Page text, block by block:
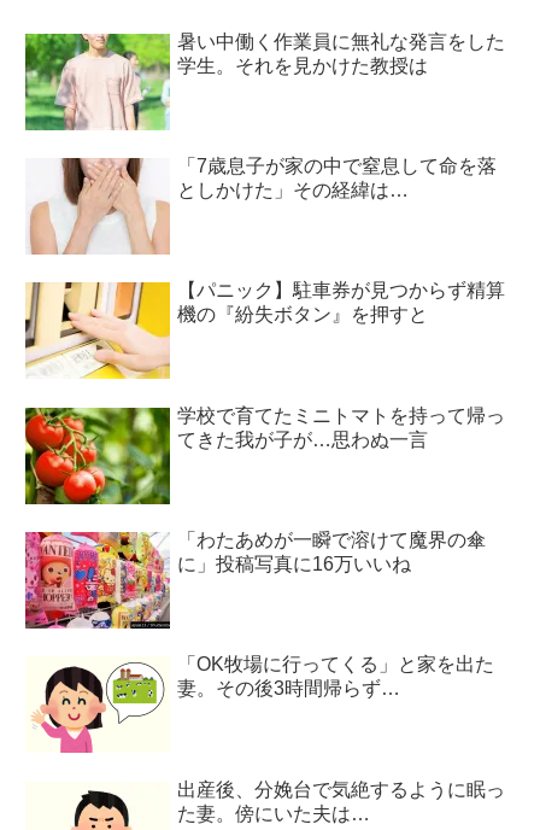
暑い中働く作業員に無礼な発言をした
学生。それを見かけた教授は
「7歳息子が家の中で窒息して命を落
としかけた」その経緯は…
【パニック】駐車券が見つからず精算
機の『紛失ボタン』を押すと
学校で育てたミニトマトを持って帰っ
てきた我が子が…思わぬ一言
「わたあめが一瞬で溶けて魔界の傘
に」投稿写真に16万いいね
「OK牧場に行ってくる」と家を出た
妻。その後3時間帰らず…
出産後、分娩台で気絶するように眠っ
た妻。傍にいた夫は…